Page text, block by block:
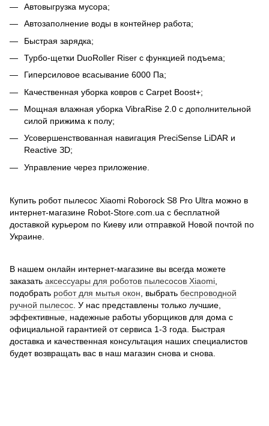
Автовыгрузка мусора;
Автозаполнение воды в контейнер работа;
Быстрая зарядка;
Турбо-щетки DuoRoller Riser с функцией подъема;
Гиперсиловое всасывание 6000 Па;
Качественная уборка ковров с Carpet Boost+;
Мощная влажная уборка VibraRise 2.0 с дополнительной
силой прижима к полу;
Усовершенствованная навигация PreciSense LiDAR и
Reactive ЗD;
Управление через приложение.
Купить робот пылесос Xiaomi Roborock S8 Pro Ultra можно в
интернет-магазине Robot-Store.com.ua с бесплатной
доставкой курьером по Киеву или отправкой Новой почтой по
Украине.
В нашем онлайн интернет-магазине вы всегда можете
заказать аксессуары для роботов пылесосов Xiaomi,
подобрать робот для мытья окон, выбрать беспроводной
ручной пылесос. У нас представлены только лучшие,
эффективные, надежные работы уборщиков для дома с
официальной гарантией от сервиса 1-3 года. Быстрая
доставка и качественная консультация наших специалистов
будет возвращать вас в наш магазин снова и снова.